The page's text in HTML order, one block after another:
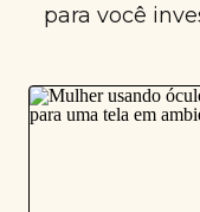
para você